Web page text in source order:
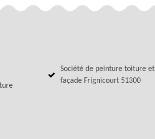
Société de peinture toiture et
façade Frignicourt 51300